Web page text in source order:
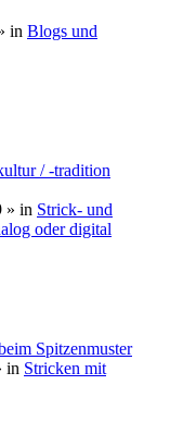
in Blogs und
/ -tradition
» in Strick- und
oder digital
Spitzenmuster
in Stricken mit